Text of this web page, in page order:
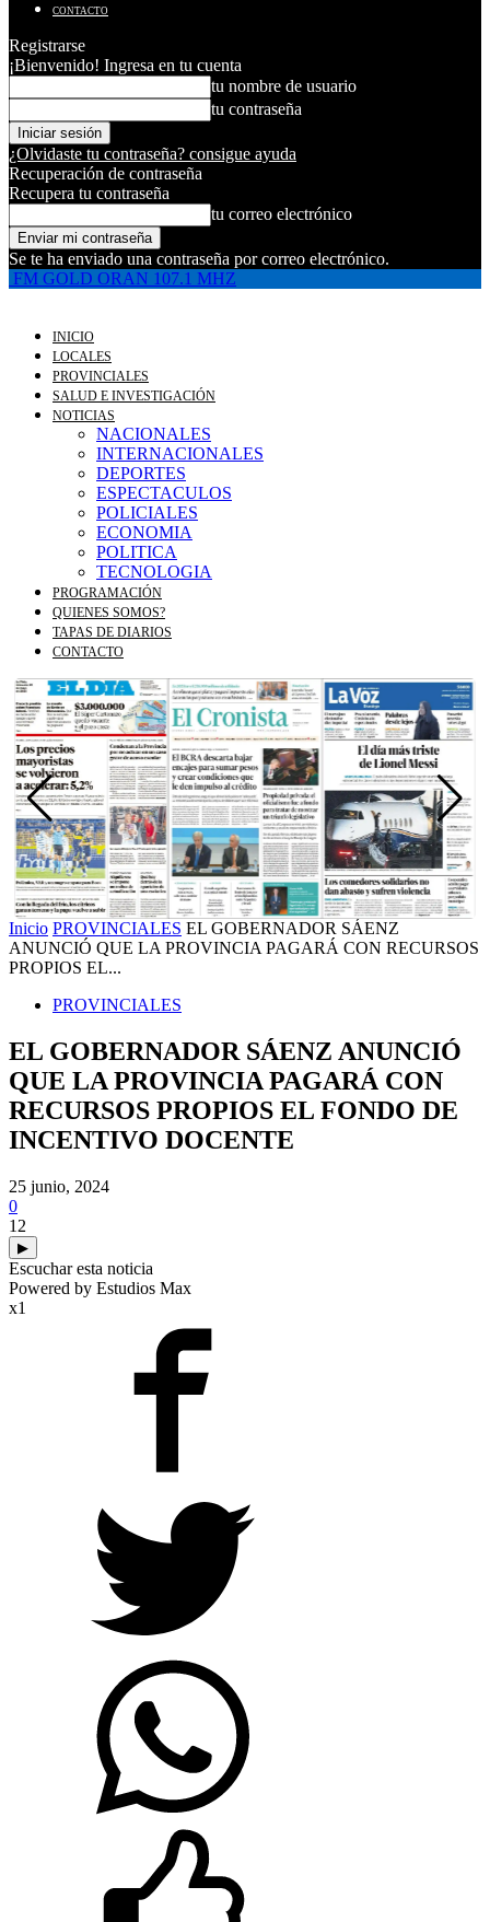
CONTACTO
Registrarse
¡Bienvenido! Ingresa en tu cuenta
tu nombre de usuario
tu contraseña
¿Olvidaste tu contraseña? consigue ayuda
Recuperación de contraseña
Recupera tu contraseña
tu correo electrónico
Se te ha enviado una contraseña por correo electrónico.
FM GOLD ORAN 107.1 MHZ
INICIO
LOCALES
PROVINCIALES
SALUD E INVESTIGACIÓN
NOTICIAS
NACIONALES
INTERNACIONALES
DEPORTES
ESPECTACULOS
POLICIALES
ECONOMIA
POLITICA
TECNOLOGIA
PROGRAMACIÓN
QUIENES SOMOS?
TAPAS DE DIARIOS
CONTACTO
Inicio PROVINCIALES EL GOBERNADOR SÁENZ
ANUNCIÓ QUE LA PROVINCIA PAGARÁ CON RECURSOS
PROPIOS EL...
PROVINCIALES
EL GOBERNADOR SÁENZ ANUNCIÓ
QUE LA PROVINCIA PAGARÁ CON
RECURSOS PROPIOS EL FONDO DE
INCENTIVO DOCENTE
25 junio, 2024
0
12
▶
Escuchar esta noticia
Powered by Estudios Max
x1